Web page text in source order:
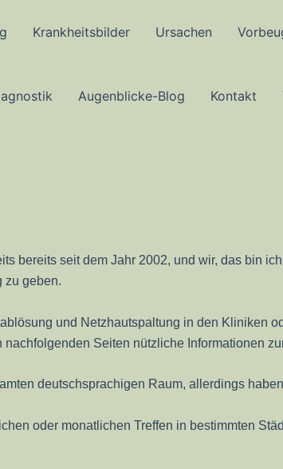
Krankheitsbilder Ursachen
Augenblicke-Blog Kontakt
bereits seit dem Jahr 2002, und wir, das bin
zu geben.
und Netzhautspaltung in den
Seiten nützliche Informationen
deutschsprachigen Raum, allerdings
oder monatlichen Treffen in bestimmten